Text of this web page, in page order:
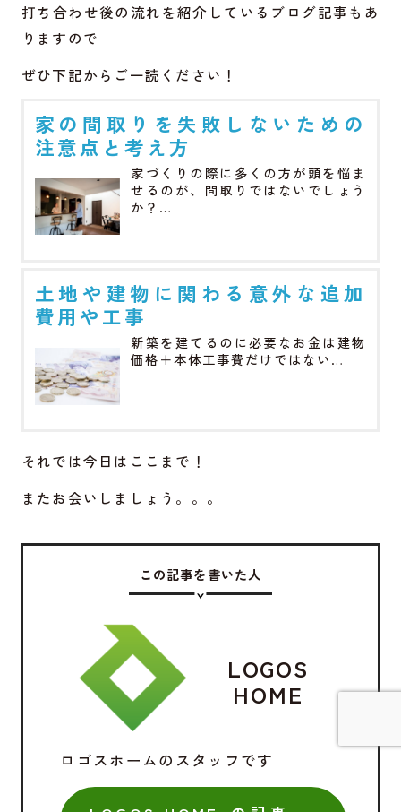
打ち合わせ後の流れを紹介しているブログ記事もあ
りますので
ぜひ下記からご一読ください！
家の間取りを失敗しないための
注意点と考え方
家づくりの際に多くの方が頭を悩ま
せるのが、間取りではないでしょう
か？…
土地や建物に関わる意外な追加
費用や工事
新築を建てるのに必要なお金は建物
価格＋本体工事費だけではない…
それでは今日はここまで！
またお会いしましょう。。。
この記事を書いた人
LOGOS
HOME
ロゴスホームのスタッフです
詳しく見てみる